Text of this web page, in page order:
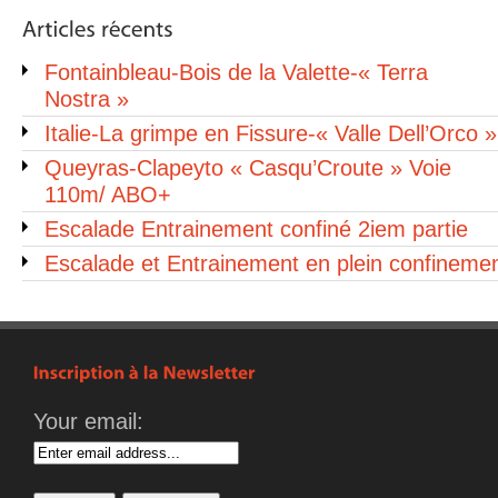
Fontainbleau-Bois de la Valette-« Terra
Nostra »
Italie-La grimpe en Fissure-« Valle Dell’Orco »
Queyras-Clapeyto « Casqu’Croute » Voie
110m/ ABO+
Escalade Entrainement confiné 2iem partie
Escalade et Entrainement en plein
Your email: